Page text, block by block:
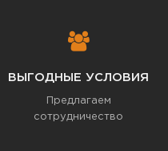
ВЫГОДНЫЕ УСЛОВИЯ
Предлагаем
сотрудничество